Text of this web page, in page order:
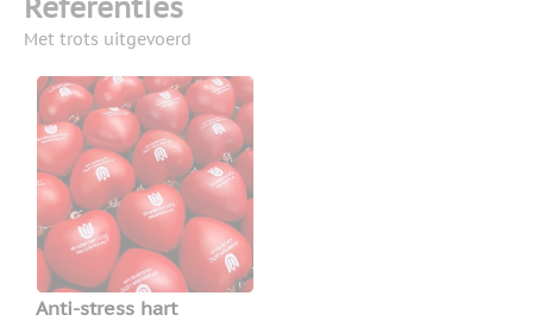
Referenties
Met trots uitgevoerd
Anti-stress hart